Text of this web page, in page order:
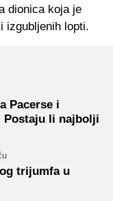
dionica koja je
izgubljenih lopti.
Pacerse i
Postaju li najbolji
trijumfa u